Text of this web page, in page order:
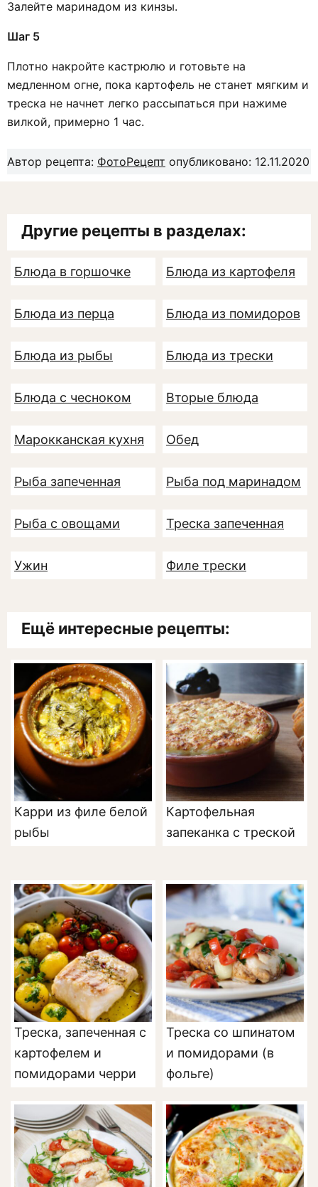
Залейте маринадом из кинзы.
Шаг 5
Плотно накройте кастрюлю и готовьте на
медленном огне, пока картофель не станет мягким и
треска не начнет легко рассыпаться при нажиме
вилкой, примерно 1 час.
Автор рецепта: ФотоРецепт опубликовано: 12.11.2020
Другие рецепты в разделах:
Блюда в горшочке Блюда из картофеля
Блюда из перца Блюда из помидоров
Блюда из рыбы Блюда из трески
Блюда с чесноком Вторые блюда
Марокканская кухня Обед
Рыба запеченная Рыба под маринадом
Рыба с овощами Треска запеченная
Ужин Филе трески
Ещё интересные рецепты:
Карри из филе белой
рыбы
Картофельная
запеканка с треской
Треска, запеченная с
картофелем и
помидорами черри
Треска со шпинатом
и помидорами (в
фольге)